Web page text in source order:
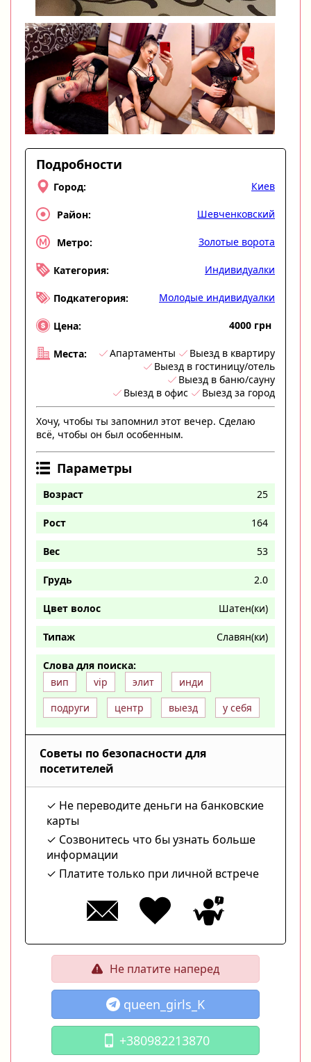
Подробности
Город: Киев
Район: Шевченковский
Метро: Золотые ворота
Категория: Индивидуалки
Подкатегория: Молодые индивидуалки
Цена: 4000 грн
Места: Апартаменты
Выезд в квартиру
Выезд в гостиницу/отель
Выезд в баню/сауну
Выезд в офис
Выезд за город
Хочу, чтобы ты запомнил этот вечер. Сделаю
всё, чтобы он был особенным.
Параметры
Возраст 25
Рост 164
Вес 53
Грудь 2.0
Цвет волос Шатен(ки)
Типаж Славян(ки)
Слова для поиска:
вип
vip элит
инди
подруги
центр выезд у себя
Советы по безопасности для
посетителей
Не переводите деньги на банковские
карты
Созвонитесь что бы узнать больше
информации
Платите только при личной встрече
Не платите наперед
queen_girls_K
+380982213870